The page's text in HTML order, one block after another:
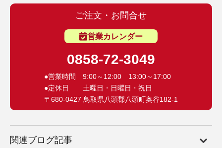
ご注文・お問合せ
営業カレンダー
0858-72-3049
●営業時間 9:00～12:00 13:00～17:00
●定休日 土曜日・日曜日・祝日
〒680-0427 鳥取県八頭郡八頭町奥谷182-1
関連ブログ記事